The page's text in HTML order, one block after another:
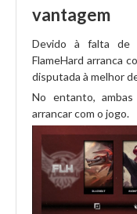
vantagem
Devido à falta de
FlameHard arranca
disputada à melhor
No entanto,
arrancar com o jogo.